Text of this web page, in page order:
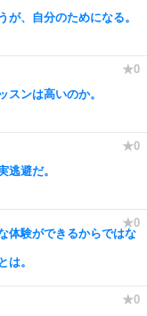
が、自分のためになる。
スンは高いのか。
逃避だ。
体験ができるからではな
は。